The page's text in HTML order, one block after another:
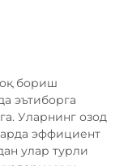
бориш
эътиборга
Уларнинг озод
эффициент
улар турли